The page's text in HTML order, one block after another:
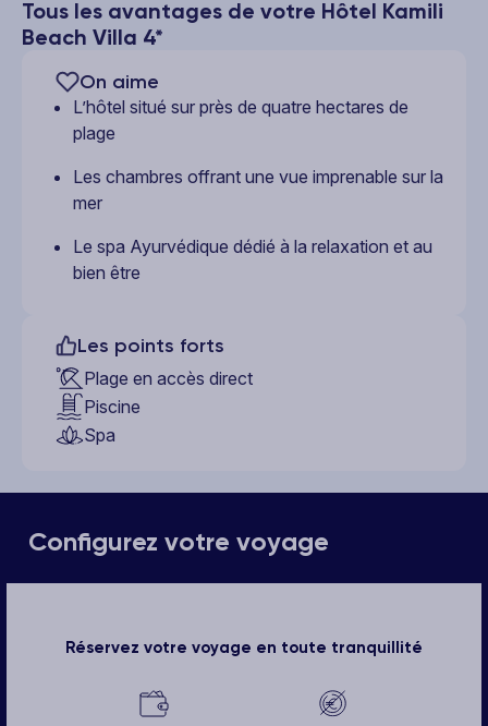
Tous les avantages de votre Hôtel Kamili
Beach Villa 4*
On aime
L’hôtel situé sur près de quatre hectares de
plage
Les chambres offrant une vue imprenable sur la
mer
Le spa Ayurvédique dédié à la relaxation et au
bien être
Les points forts
Plage en accès direct
Piscine
Spa
Configurez votre voyage
Réservez votre voyage en toute tranquillité